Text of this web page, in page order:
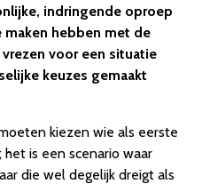
indringende oproep
hebben met de
voor een situatie
keuzes gemaakt
kiezen wie als eerste
is een scenario waar
die wel degelijk dreigt als